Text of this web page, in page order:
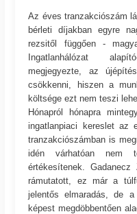
Az éves tranzakciószám
bérleti díjakban egyre
rezsitől függően -
Ingatlanhálózat
megjegyezte, az
csökkenni, hiszen a
költsége ezt nem teszi
Hónapról hónapra
ingatlanpiaci kereslet az
tranzakciószámban is
idén várhatóan nem
értékesítenek.
rámutatott, ez már a
jelentős elmaradás, de a
képest megdöbbentően